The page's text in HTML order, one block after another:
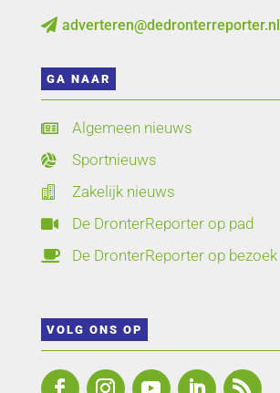
 adverteren@dedronterreporter.nl
GA NAAR
 Algemeen nieuws
 Sportnieuws
 Zakelijk nieuws
 De DronterReporter op pad
 De DronterReporter op bezoek
VOLG ONS OP